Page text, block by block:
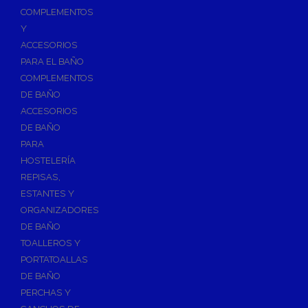
Válvulas para Calefacción
Válv. Mezcladora Termostática
Válvulas Motorizadas
Válvulas de Seguridad
Colectores de Calefacción
Bombas de Calor
Bombas de calor para ACS
Cocinas
Extractores de Cocina
Fregaderos
Grifería de Fregadero
Recambios de fregadero
Contra Incendios
COMPLEMENTOS
Y
ACCESORIOS
PARA EL BAÑO
COMPLEMENTOS
DE BAÑO
ACCESORIOS
DE BAÑO
PARA
HOSTELERÍA
REPISAS,
ESTANTES Y
ORGANIZADORES
DE BAÑO
TOALLEROS Y
PORTATOALLAS
DE BAÑO
PERCHAS Y